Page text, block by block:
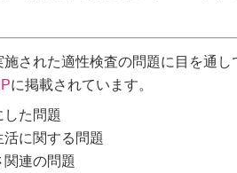
された適性検査の問題に目を通し
に掲載されています。
た問題
に関する問題
連の問題